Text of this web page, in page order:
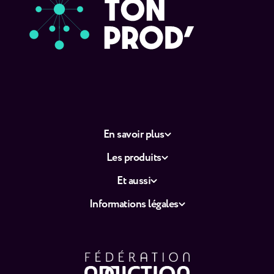
En savoir plus
Les produits
Et aussi
Informations légales